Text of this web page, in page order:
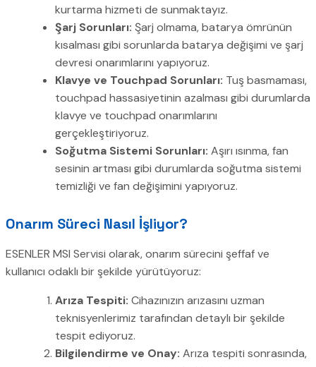
kurtarma hizmeti de sunmaktayız.
Şarj Sorunları: Şarj olmama, batarya ömrünün
kısalması gibi sorunlarda batarya değişimi ve şarj
devresi onarımlarını yapıyoruz.
Klavye ve Touchpad Sorunları: Tuş basmaması,
touchpad hassasiyetinin azalması gibi durumlarda
klavye ve touchpad onarımlarını
gerçekleştiriyoruz.
Soğutma Sistemi Sorunları: Aşırı ısınma, fan
sesinin artması gibi durumlarda soğutma sistemi
temizliği ve fan değişimini yapıyoruz.
Onarım Süreci Nasıl İşliyor?
ESENLER MSI Servisi olarak, onarım sürecini şeffaf ve
kullanıcı odaklı bir şekilde yürütüyoruz:
Arıza Tespiti: Cihazınızın arızasını uzman
teknisyenlerimiz tarafından detaylı bir şekilde
tespit ediyoruz.
Bilgilendirme ve Onay: Arıza tespiti sonrasında,